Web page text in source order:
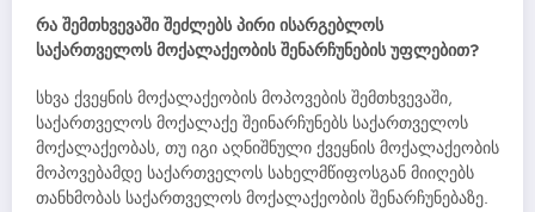
რა შემთხვევაში შეძლებს პირი ისარგებლოს
საქართველოს მოქალაქეობის შენარჩუნების უფლებით?
სხვა ქვეყნის მოქალაქეობის მოპოვების შემთხვევაში,
საქართველოს მოქალაქე შეინარჩუნებს საქართველოს
მოქალაქეობას, თუ იგი აღნიშნული ქვეყნის მოქალაქეობის
მოპოვებამდე საქართველოს სახელმწიფოსგან მიიღებს
თანხმობას საქართველოს მოქალაქეობის შენარჩუნებაზე.